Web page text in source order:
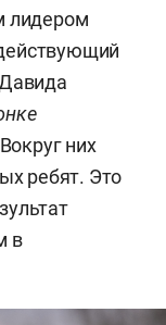
лидером
них
ребят. Это
в